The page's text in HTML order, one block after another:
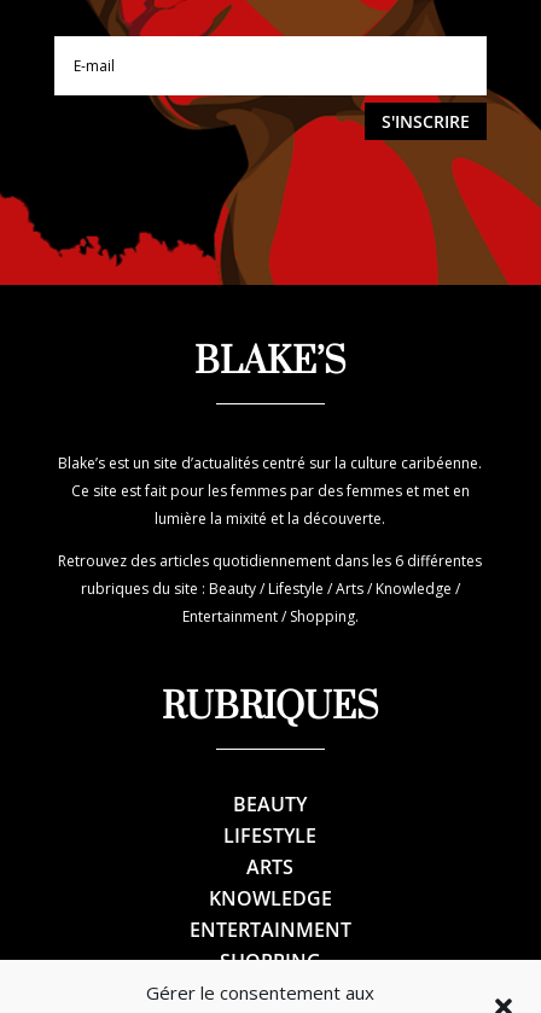
Gérer le consentement aux
S'INSCRIRE
BLAKE’S
Blake’s est un site d’actualités centré sur la culture caribéenne.
Ce site est fait pour les femmes par des femmes et met en
lumière la mixité et la découverte.
Retrouvez des articles quotidiennement dans les 6 différentes
rubriques du site : Beauty / Lifestyle / Arts / Knowledge /
Entertainment / Shopping.
RUBRIQUES
BEAUTY
LIFESTYLE
ARTS
KNOWLEDGE
ENTERTAINMENT
SHOPPING